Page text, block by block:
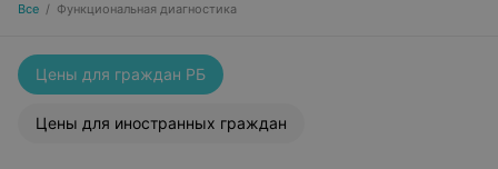
Все / Функциональная диагностика
Цены для граждан РБ
Цены для иностранных граждан